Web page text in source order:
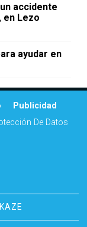
accidente
en Lezo
ayudar en
Publicidad
De Datos